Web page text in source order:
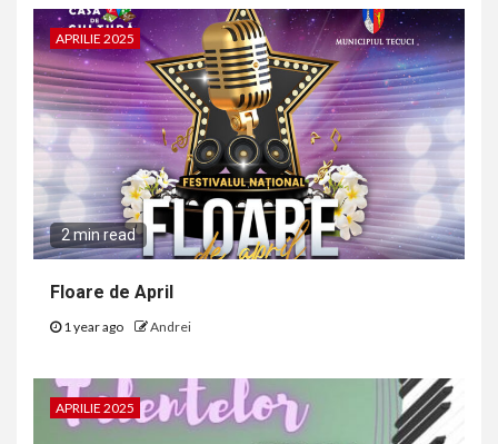
APRILIE 2025
2 min read
Floare de April
1 year ago Andrei
APRILIE 2025